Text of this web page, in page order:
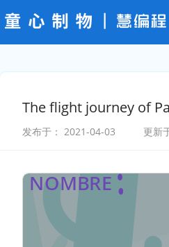
The flight journey of
发布于： 2021-04-03 更新